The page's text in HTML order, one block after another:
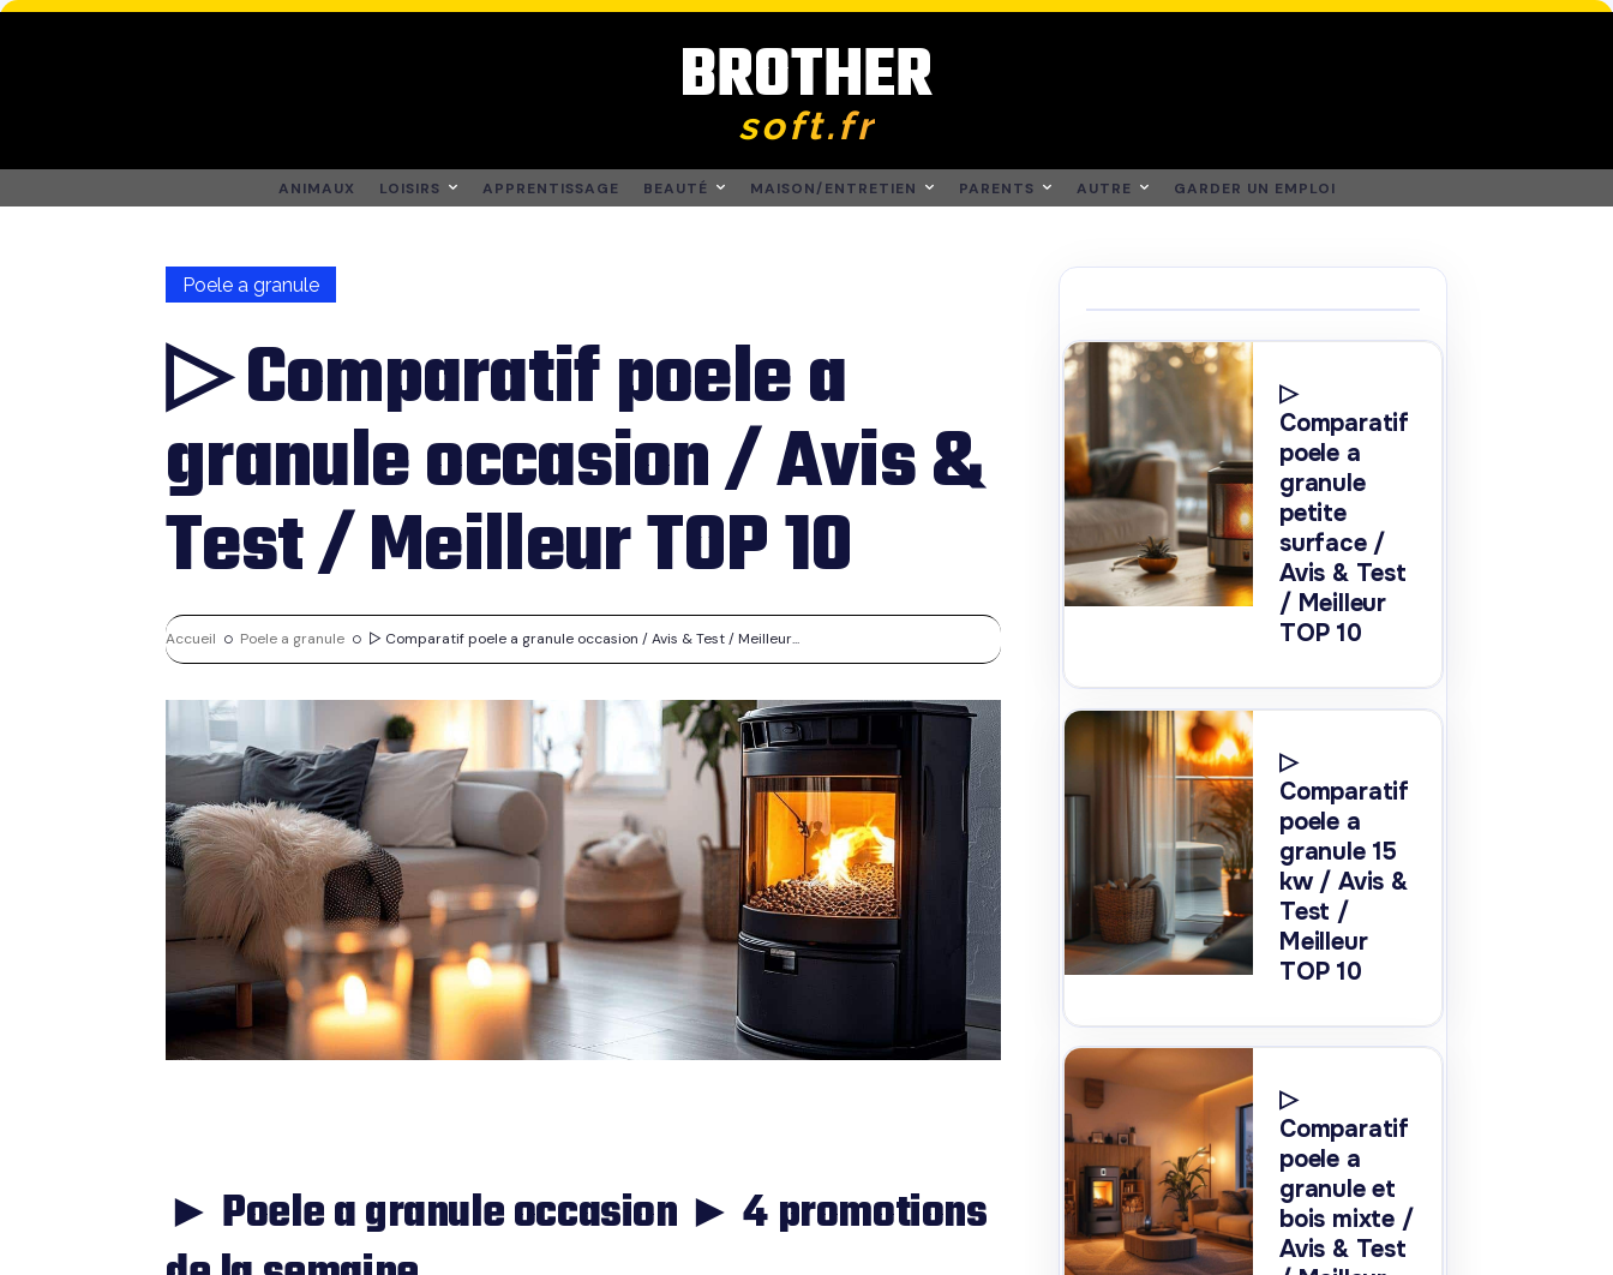
BROTHER
soft.fr
ANIMAUX LOISIRS APPRENTISSAGE BEAUTÉ MAISON/ENTRETIEN PARENTS AUTRE GARDER UN EMPLOI
Poele a granule
▷ Comparatif poele a
granule occasion / Avis &
Test / Meilleur TOP 10
Accueil Poele a granule ▷ Comparatif poele a granule occasion / Avis & Test / Meilleur...
► Poele a granule occasion ► 4 promotions
▷
Comparatif
poele a
granule
petite
surface /
Avis & Test
/ Meilleur
TOP 10
▷
Comparatif
poele a
granule 15
kw / Avis &
Test /
Meilleur
TOP 10
▷
Comparatif
poele a
granule et
bois mixte /
Avis & Test